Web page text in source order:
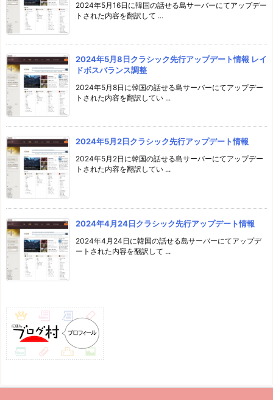
2024年5月16日に韓国の話せる島サーバーにてアップデー
トされた内容を翻訳して ...
2024年5月8日クラシック先行アップデート情報 レイ
ドボスバランス調整
2024年5月8日に韓国の話せる島サーバーにてアップデー
トされた内容を翻訳してい ...
2024年5月2日クラシック先行アップデート情報
2024年5月2日に韓国の話せる島サーバーにてアップデー
トされた内容を翻訳してい ...
2024年4月24日クラシック先行アップデート情報
2024年4月24日に韓国の話せる島サーバーにてアップデ
ートされた内容を翻訳して ...